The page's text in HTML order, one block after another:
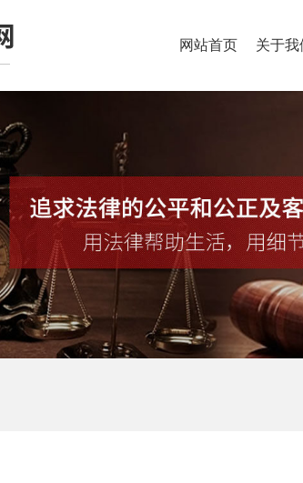
网站首页 关于我